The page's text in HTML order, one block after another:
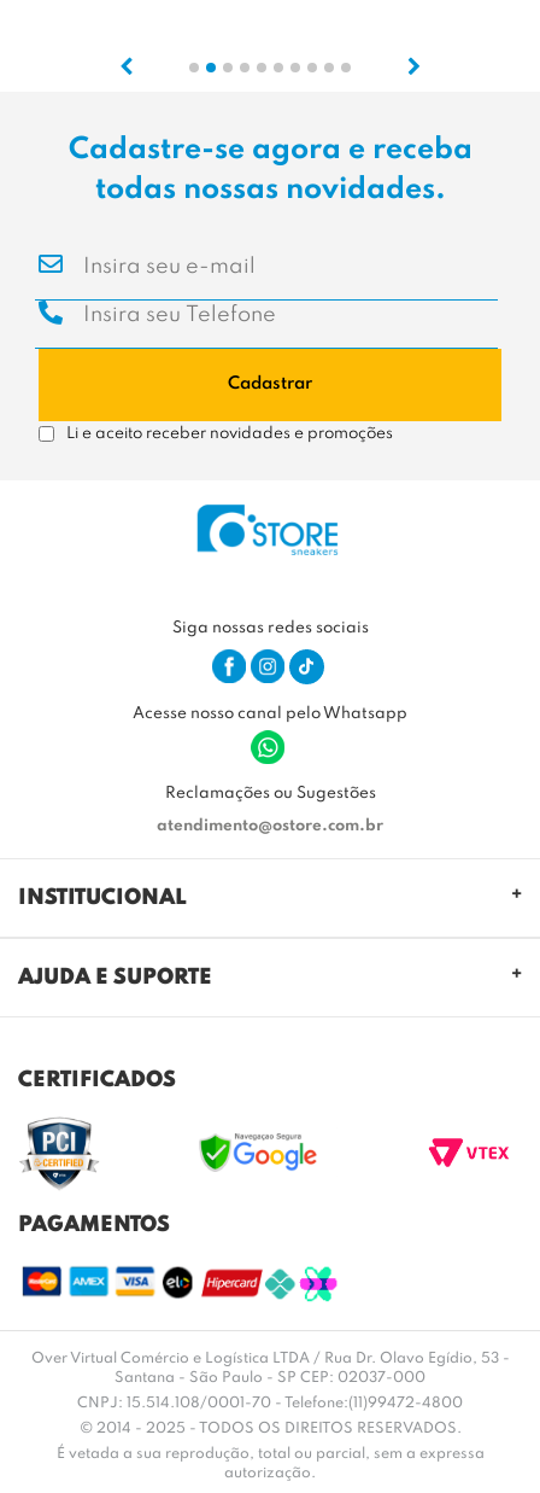
Cadastre-se agora e receba
todas nossas novidades.
Cadastrar
Li e aceito receber novidades e promoções
Siga nossas redes sociais
Acesse nosso canal pelo Whatsapp
Reclamações ou Sugestões
atendimento@ostore.com.br
INSTITUCIONAL
REGULAMENTO CASHBACK
AJUDA E SUPORTE
TROCAS E DEVOLUÇÕES
ENVIO E ENTREGA
DÚVIDAS FREQUENTES
CERTIFICADOS
PAGAMENTOS
Over Virtual Comércio e Logística LTDA / Rua Dr. Olavo Egídio, 53 -
Santana - São Paulo - SP CEP: 02037-000
CNPJ: 15.514.108/0001-70 - Telefone:(11)99472-4800
© 2014 - 2025 - TODOS OS DIREITOS RESERVADOS.
É vetada a sua reprodução, total ou parcial, sem a expressa
autorização.